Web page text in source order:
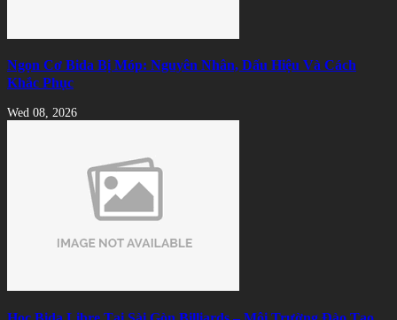
Ngọn Cơ Bida Bị Móp: Nguyên Nhân, Dấu Hiệu Và Cách
Khắc Phục
Wed 08, 2026